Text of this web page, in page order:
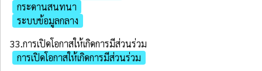
กระดานสนทนา
ระบบข้อมูลกลาง
33.การเปิดโอกาสให้เกิดการมีส่วนร่วม
การเปิดโอกาสให้เกิดการมีส่วนร่วม